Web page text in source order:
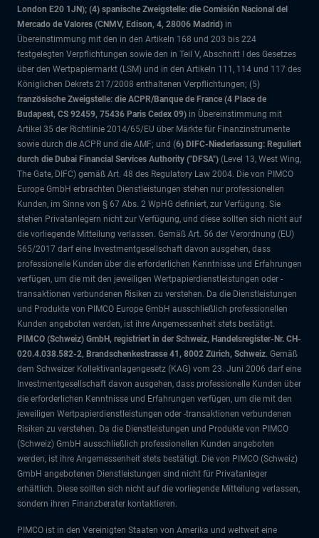
London E20 1JN); (4) spanische Zweigstelle: die Comisión Nacional del
Mercado de Valores (CNMV, Edison, 4, 28006 Madrid) in
Übereinstimmung mit den in den Artikeln 168 und 203 bis 224
festgelegten Verpflichtungen sowie den in Teil V, Abschnitt I des Gesetzes
über den Wertpapiermarkt (LSM) und in den Artikeln 111, 114 und 117 des
Königlichen Dekrets 217/2008 enthaltenen Verpflichtungen; (5)
französische Zweigstelle: die ACPR/Banque de France (4 Place de
Budapest, CS 92459, 75436 Paris Cedex 09) in Übereinstimmung mit
Artikel 35 der Richtlinie 2014/65/EU über Märkte für Finanzinstrumente
sowie durch die ACPR und die AMF; und (6) DIFC-Niederlassung: Reguliert
durch die Dubai Financial Services Authority ("DFSA") (Level 13, West Wing,
The Gate, DIFC) gemäß Art. 48 des Regulatory Law 2004. Die von PIMCO
Europe GmbH erbrachten Dienstleistungen stehen nur professionellen
Kunden, im Sinne von § 67 Abs. 2 WpHG definiert, zur Verfügung. Sie
stehen Privatanlegern nicht zur Verfügung, und diese sollten sich nicht auf
die vorliegende Mitteilung verlassen. Gemäß Art. 56 der Verordnung (EU)
565/2017 darf eine Investmentgesellschaft davon ausgehen, dass
professionelle Kunden über die erforderlichen Kenntnisse und Erfahrungen
verfügen, um die mit den jeweiligen Wertpapierdienstleistungen oder -
transaktionen verbundenen Risiken zu verstehen. Da die Dienstleistungen
und Produkte von PIMCO Europe GmbH ausschließlich professionellen
Kunden angeboten werden, ist ihre Angemessenheit stets bestätigt.
PIMCO (Schweiz) GmbH, registriert in der Schweiz, Handelsregister-Nr. CH-
020.4.038.582-2, Brandschenkestrasse 41, 8002 Zürich, Schweiz. Gemäß
dem Schweizer Kollektivanlagengesetz (KAG) vom 23. Juni 2006 darf eine
Investmentgesellschaft davon ausgehen, dass professionelle Kunden über
die erforderlichen Kenntnisse und Erfahrungen verfügen, um die mit den
jeweiligen Wertpapierdienstleistungen oder -transaktionen verbundenen
Risiken zu verstehen. Da die Dienstleistungen und Produkte von PIMCO
(Schweiz) GmbH ausschließlich professionellen Kunden angeboten
werden, ist ihre Angemessenheit stets bestätigt. Die von PIMCO (Schweiz)
GmbH angebotenen Dienstleistungen sind nicht für Privatanleger
erhältlich. Diese sollten sich nicht auf die vorliegende Mitteilung verlassen,
sondern ihren Finanzberater kontaktieren.
PIMCO ist in den Vereinigten Staaten von Amerika und weltweit eine